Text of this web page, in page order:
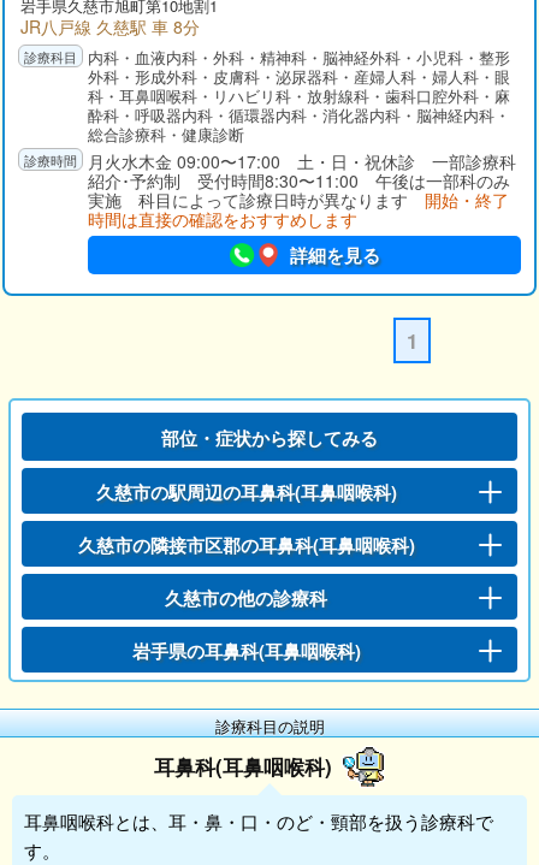
岩手県久慈市旭町第10地割1
JR八戸線 久慈駅 車 8分
内科・血液内科・外科・精神科・脳神経外科・小児科・整形
外科・形成外科・皮膚科・泌尿器科・産婦人科・婦人科・眼
科・耳鼻咽喉科・リハビリ科・放射線科・歯科口腔外科・麻
酔科・呼吸器内科・循環器内科・消化器内科・脳神経内科・
総合診療科・健康診断
月火水木金 09:00〜17:00 土・日・祝休診 一部診療科
紹介･予約制 受付時間8:30〜11:00 午後は一部科のみ
実施 科目によって診療日時が異なります 開始・終了
時間は直接の確認をおすすめします
詳細を見る
1
部位・症状から探してみる
久慈市の駅周辺の耳鼻科(耳鼻咽喉科)
久慈市の隣接市区郡の耳鼻科(耳鼻咽喉科)
久慈市の他の診療科
岩手県の耳鼻科(耳鼻咽喉科)
診療科目の説明
耳鼻科(耳鼻咽喉科)
耳鼻咽喉科とは、耳・鼻・口・のど・頸部を扱う診療科で
す。